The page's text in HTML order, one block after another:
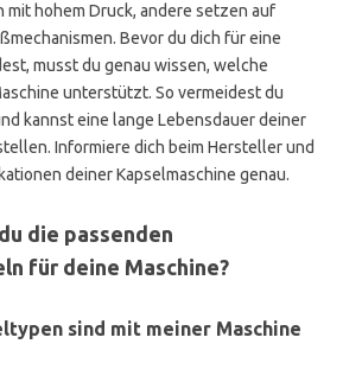
mit hohem Druck, andere setzen auf
Bevor du dich für eine
musst du genau wissen, welche
unterstützt. So vermeidest du
kannst eine lange Lebensdauer deiner
Informiere dich beim Hersteller und
deiner Kapselmaschine genau.
die passenden
für deine Maschine?
sind mit meiner Maschine